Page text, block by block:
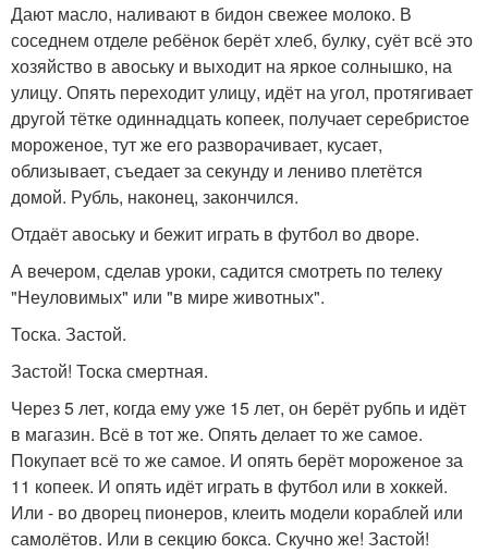
Дают масло, наливают в бидон свежее молоко. В
соседнем отделе ребёнок берёт хлеб, булку, суёт всё это
хозяйство в авоську и выходит на яркое солнышко, на
улицу. Опять переходит улицу, идёт на угол, протягивает
другой тётке одиннадцать копеек, получает серебристое
мороженое, тут же его разворачивает, кусает,
облизывает, съедает за секунду и лениво плетётся
домой. Рубль, наконец, закончился.
Отдаёт авоську и бежит играть в футбол во дворе.
А вечером, сделав уроки, садится смотреть по телеку
"Неуловимых" или "в мире животных".
Тоска. Застой.
Застой! Тоска смертная.
Через 5 лет, когда ему уже 15 лет, он берёт рубпь и идёт
в магазин. Всё в тот же. Опять делает то же самое.
Покупает всё то же самое. И опять берёт мороженое за
11 копеек. И опять идёт играть в футбол или в хоккей.
Или - во дворец пионеров, клеить модели кораблей или
самолётов. Или в секцию бокса. Скучно же! Застой!